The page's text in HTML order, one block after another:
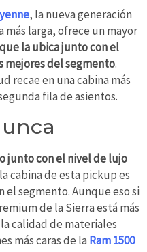
, la nueva generación
más larga, ofrece un mayor
la ubica junto con el
mejores del segmento.
recae en una cabina más
fila de asientos.
junto con el nivel de lujo
cabina de esta pickup es
el segmento. Aunque eso si
de la Sierra está más
calidad de materiales
más caras de la Ram 1500